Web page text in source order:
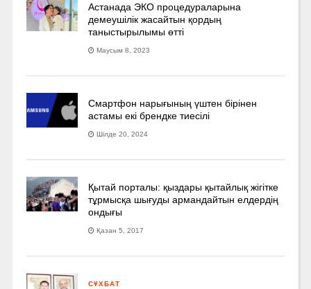
Астанада ЭКО процедураларына
демеушілік жасайтын қордың
таныстырылымы өтті
Маусым 8, 2023
Смартфон нарығының үштен бірінен
астамы екі брендке тиесілі
Шілде 20, 2024
Қытай порталы: қыздары қытайлық жігітке
тұрмысқа шығуды армандайтын елдердің
ондығы
Қазан 5, 2017
СҰХБАТ